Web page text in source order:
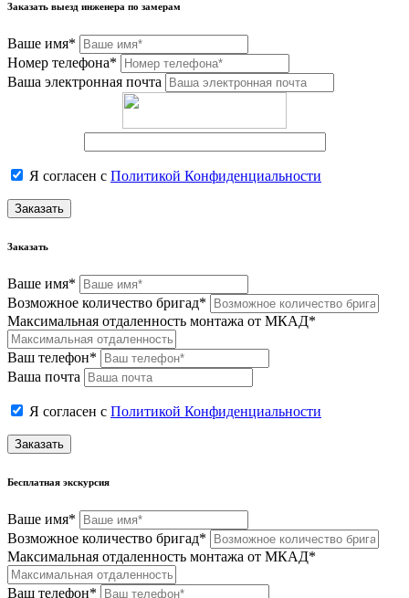
Заказать выезд инженера по замерам
Ваше имя*
Номер телефона*
Ваша электронная почта
Я согласен с Политикой Конфиденциальности
Заказать
Заказать
Ваше имя*
Возможное количество бригад*
Максимальная отдаленность монтажа от МКАД*
Ваш телефон*
Ваша почта
Я согласен с Политикой Конфиденциальности
Заказать
Бесплатная экскурсия
Ваше имя*
Возможное количество бригад*
Максимальная отдаленность монтажа от МКАД*
Ваш телефон*